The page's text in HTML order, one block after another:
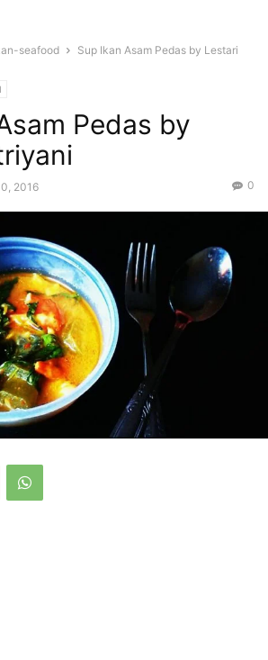
seafood
Sup Ikan Asam Pedas by Lestari
Pedas by
2016 0